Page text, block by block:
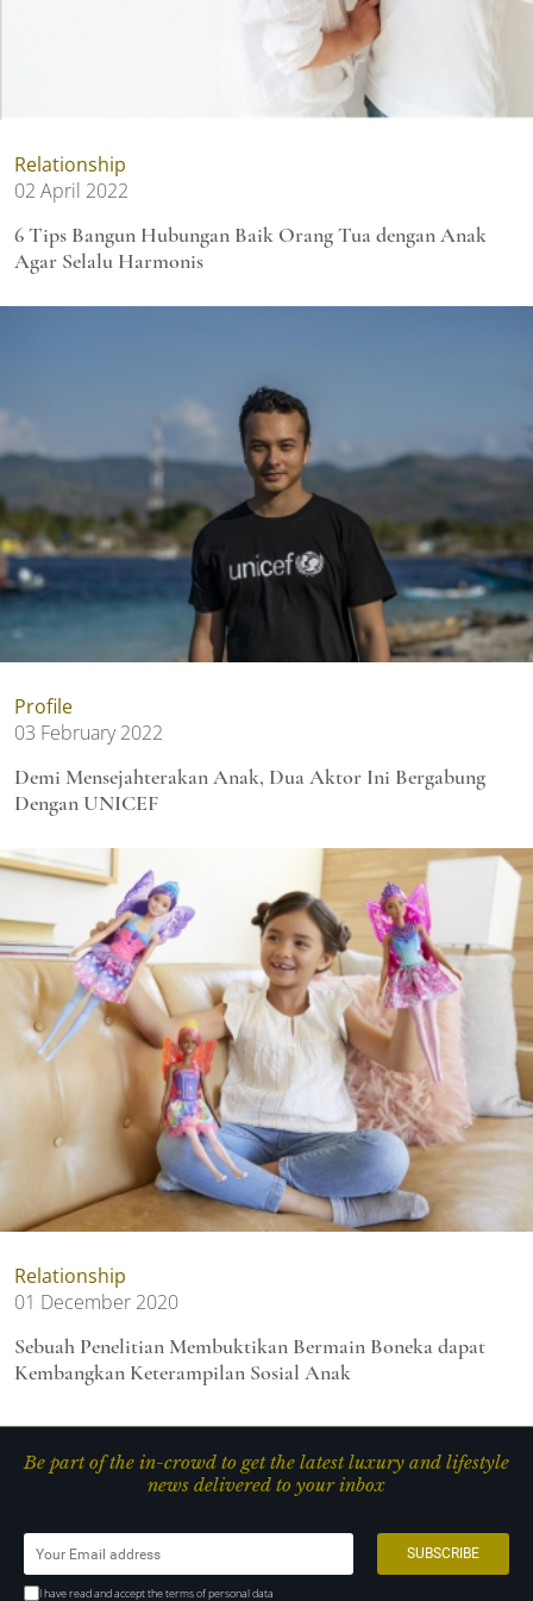
Relationship
02 April 2022
6 Tips Bangun Hubungan Baik Orang Tua dengan Anak
Agar Selalu Harmonis
Profile
03 February 2022
Demi Mensejahterakan Anak, Dua Aktor Ini Bergabung
Dengan UNICEF
Relationship
01 December 2020
Sebuah Penelitian Membuktikan Bermain Boneka dapat
Kembangkan Keterampilan Sosial Anak
Be part of the in-crowd to get the latest luxury and lifestyle
news delivered to your inbox
I have read and accept the terms of personal data